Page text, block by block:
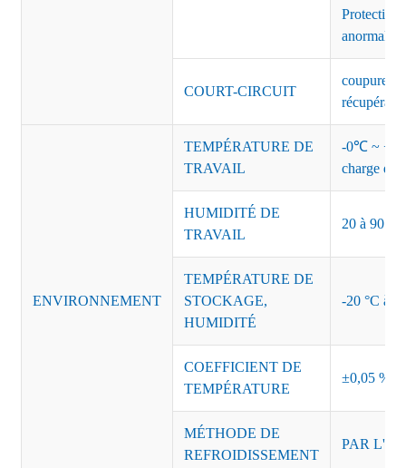
Protection
anormales
COURT-CIRCUIT
coupure
ENVIRONNEMENT
TEMPÉRATURE DE
TRAVAIL
-0℃ ~
charge de
HUMIDITÉ DE
TRAVAIL
20 à 90 %
TEMPÉRATURE DE
STOCKAGE,
HUMIDITÉ
-20 °C à
COEFFICIENT DE
TEMPÉRATURE
±0,05 %/
MÉTHODE DE
REFROIDISSEMENT
PAR